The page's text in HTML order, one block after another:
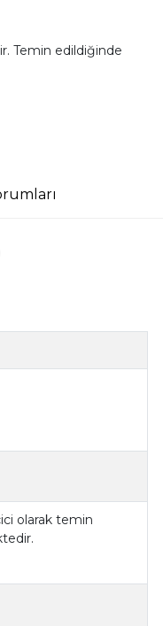
Temin edildiğinde
olarak temin